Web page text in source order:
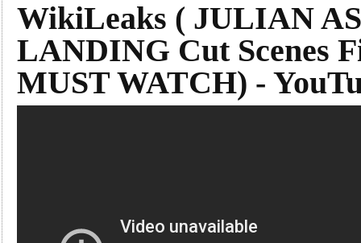
WikiLeaks ( JULIAN
LANDING Cut Scenes
MUST WATCH) -